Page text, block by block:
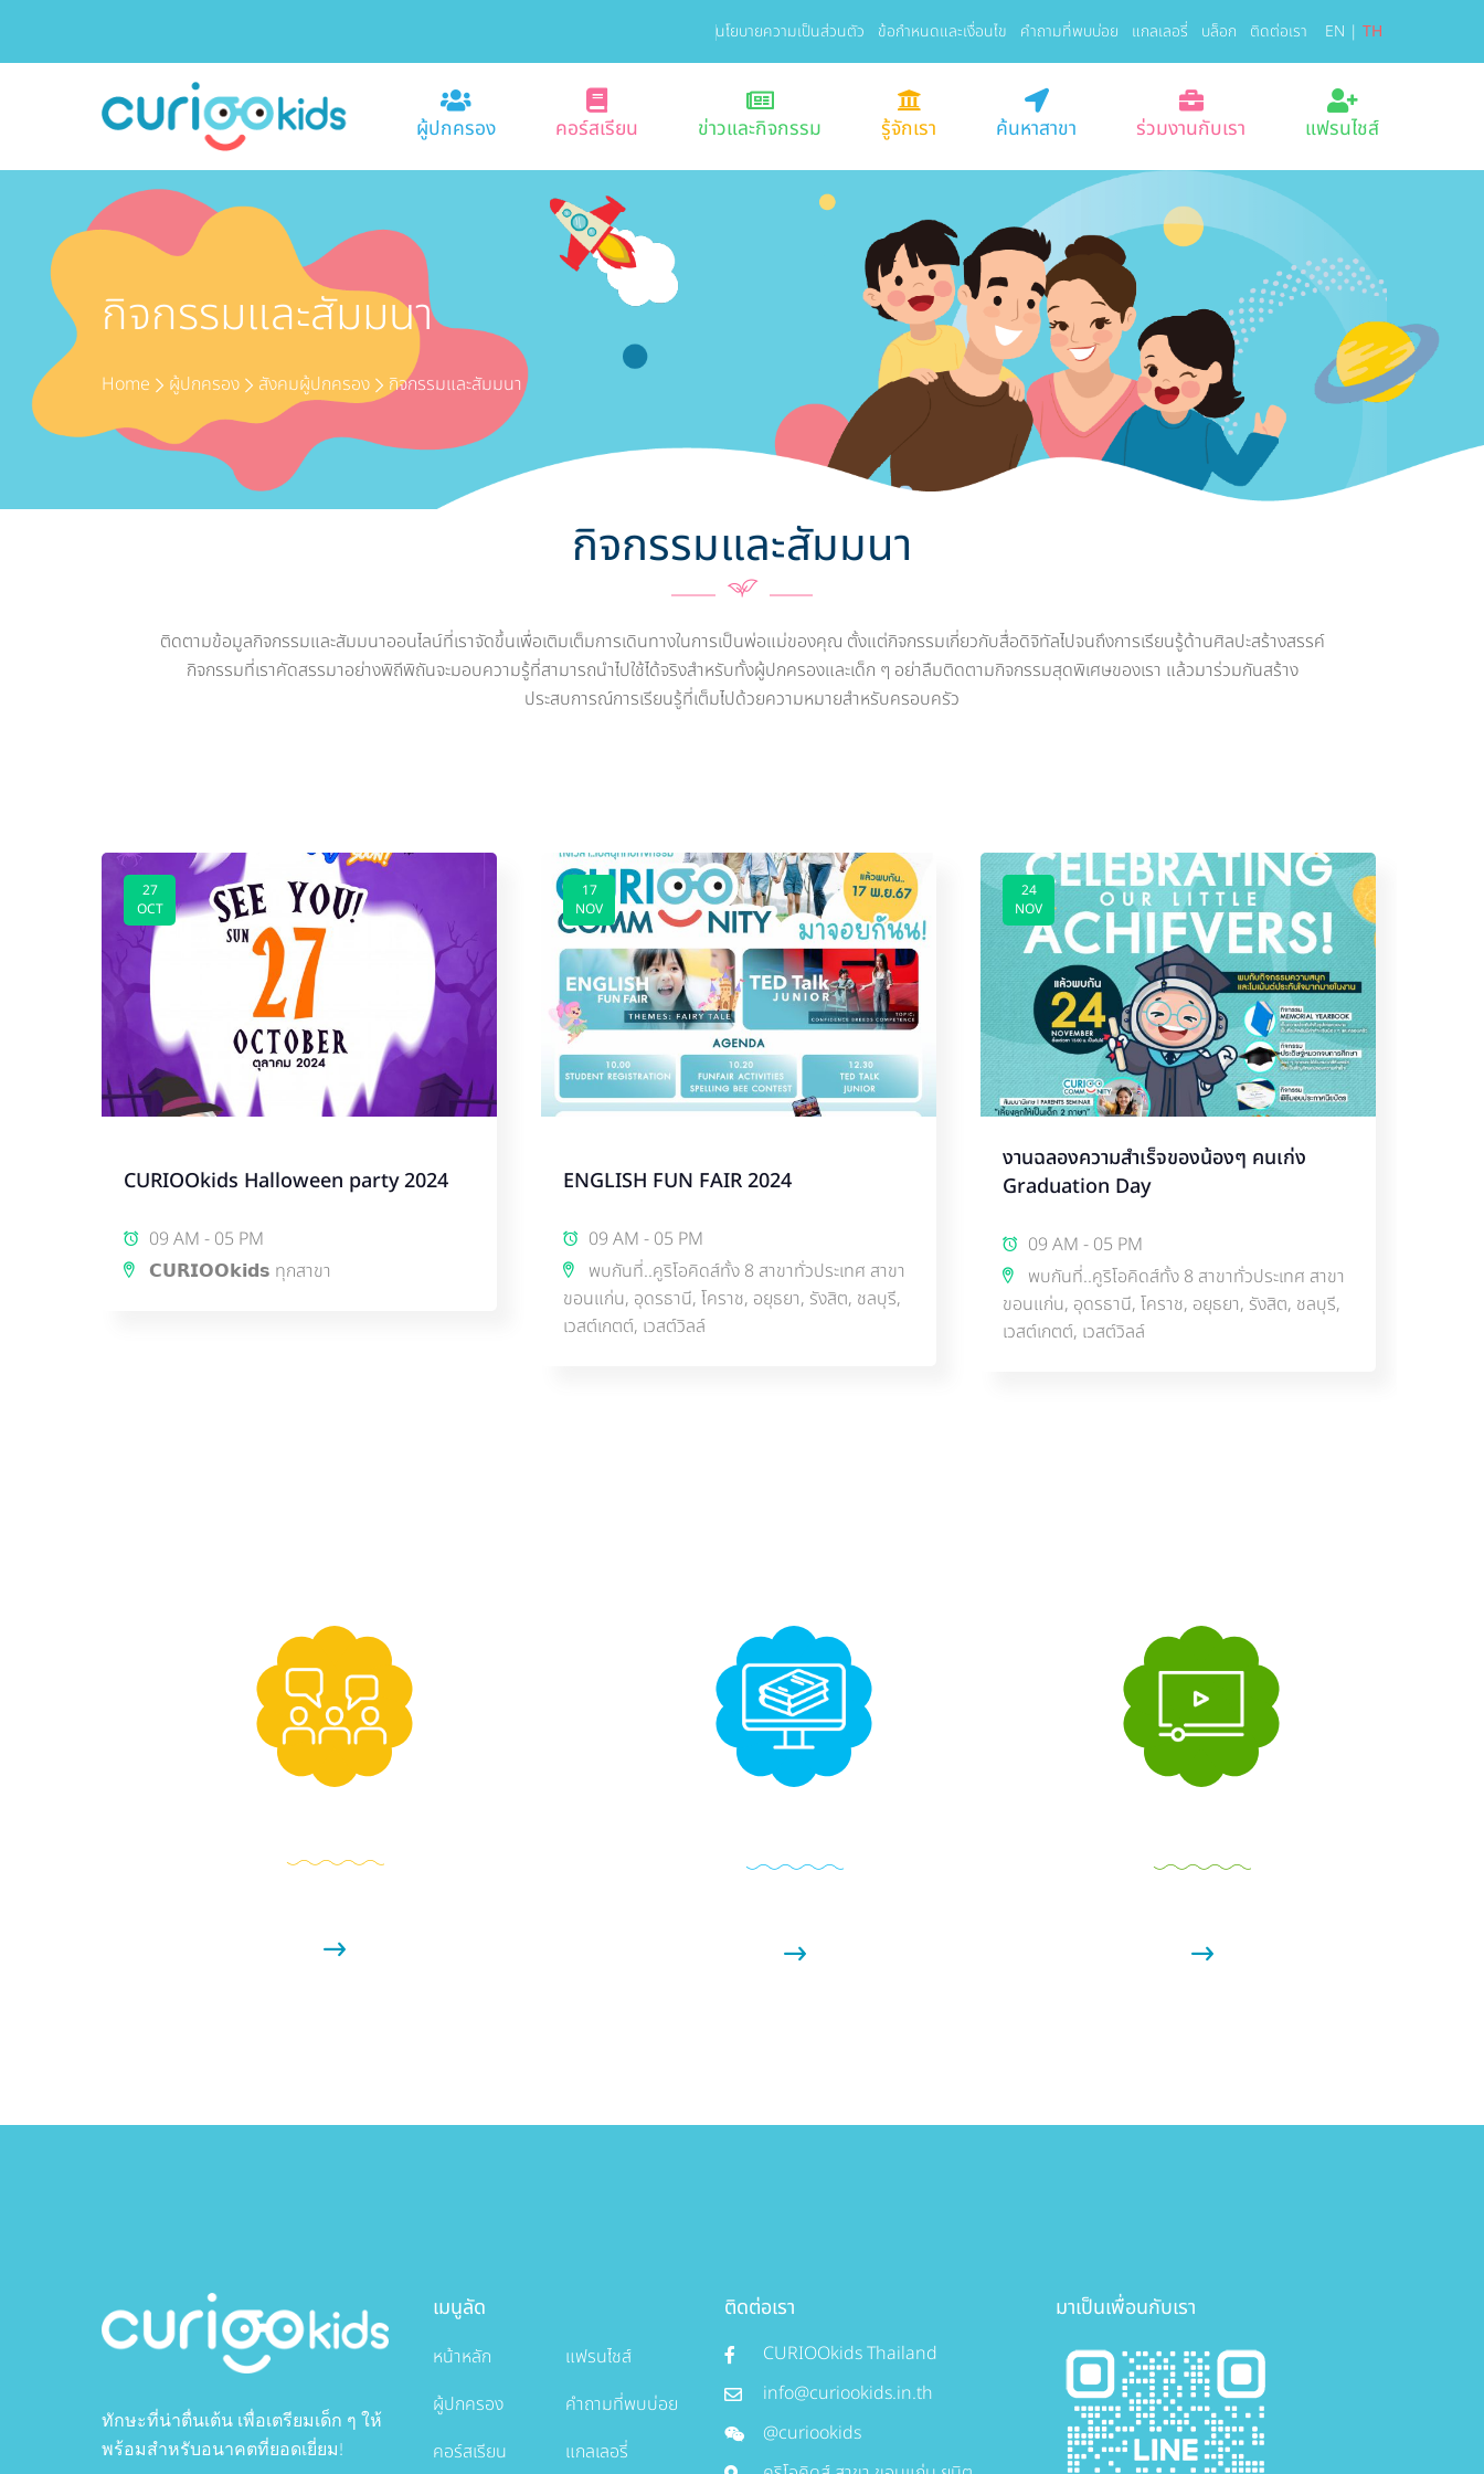
นโยบายความเป็นส่วนตัว ข้อกำหนดและเงื่อนไข คำถามที่พบบ่อย แกลเลอรี่ บล็อก ติดต่อเรา EN | TH
ผู้ปกครอง คอร์สเรียน ข่าวและกิจกรรม รู้จักเรา ค้นหาสาขา ร่วมงานกับเรา แฟรนไชส์
กิจกรรมและสัมมนา
Home ผู้ปกครอง สังคมผู้ปกครอง กิจกรรมและสัมมนา
กิจกรรมและสัมมนา
ติดตามข้อมูลกิจกรรมและสัมมนาออนไลน์ที่เราจัดขึ้นเพื่อเติมเต็มการเดินทางในการเป็นพ่อแม่ของคุณ ตั้งแต่กิจกรรมเกี่ยวกับสื่อดิจิทัลไปจนถึงการเรียนรู้ด้านศิลปะสร้างสรรค์
กิจกรรมที่เราคัดสรรมาอย่างพิถีพิถันจะมอบความรู้ที่สามารถนำไปใช้ได้จริงสำหรับทั้งผู้ปกครองและเด็ก ๆ อย่าลืมติดตามกิจกรรมสุดพิเศษของเรา แล้วมาร่วมกันสร้าง
ประสบการณ์การเรียนรู้ที่เต็มไปด้วยความหมายสำหรับครอบครัว
27
OCT
CURIOOkids Halloween party 2024
09 AM - 05 PM
𝗖𝗨𝗥𝗜𝗢𝗢𝗸𝗶𝗱𝘀 ทุกสาขา
17
NOV
ENGLISH FUN FAIR 2024
09 AM - 05 PM
พบกันที่..คูริโอคิดส์ทั้ง 8 สาขาทั่วประเทศ สาขา
ขอนแก่น, อุดรธานี, โคราช, อยุธยา, รังสิต, ชลบุรี,
เวสต์เกตต์, เวสต์วิลล์
24
NOV
งานฉลองความสำเร็จของน้องๆ คนเก่ง
Graduation Day
09 AM - 05 PM
พบกันที่..คูริโอคิดส์ทั้ง 8 สาขาทั่วประเทศ สาขา
ขอนแก่น, อุดรธานี, โคราช, อยุธยา, รังสิต, ชลบุรี,
เวสต์เกตต์, เวสต์วิลล์
ทักษะที่น่าตื่นเต้น เพื่อเตรียมเด็ก ๆ ให้
พร้อมสำหรับอนาคตที่ยอดเยี่ยม!
เมนูลัด
หน้าหลัก
ผู้ปกครอง
คอร์สเรียน
แฟรนไชส์
คำถามที่พบบ่อย
แกลเลอรี่
ติดต่อเรา
CURIOOkids Thailand
info@curiookids.in.th
@curiookids
มาเป็นเพื่อนกับเรา